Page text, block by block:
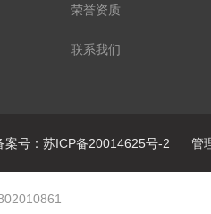
荣誉资质
联系我们
案号：苏ICP备20014625号-2 管